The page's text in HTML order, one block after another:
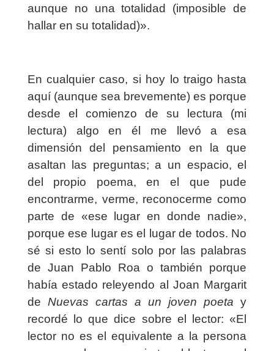
aunque no una totalidad (imposible de
hallar en su totalidad)».
En cualquier caso, si hoy lo traigo hasta
aquí (aunque sea brevemente) es porque
desde el comienzo de su lectura (mi
lectura) algo en él me llevó a esa
dimensión del pensamiento en la que
asaltan las preguntas; a un espacio, el
del propio poema, en el que pude
encontrarme, verme, reconocerme como
parte de «ese lugar en donde nadie»,
porque ese lugar es el lugar de todos. No
sé si esto lo sentí solo por las palabras
de Juan Pablo Roa o también porque
había estado releyendo al Joan Margarit
de Nuevas cartas a un joven poeta y
recordé lo que dice sobre el lector: «El
lector no es el equivalente a la persona